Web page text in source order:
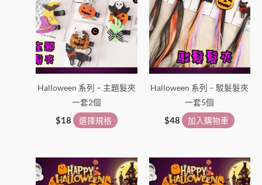
Halloween 系列 – 主題髮夾
一套2個
$18 選擇規格
多
種
款
在
產
頁
擇
選
Halloween 系列 – 駁髮髮夾
一套5個
$48 加入購物車
此
產